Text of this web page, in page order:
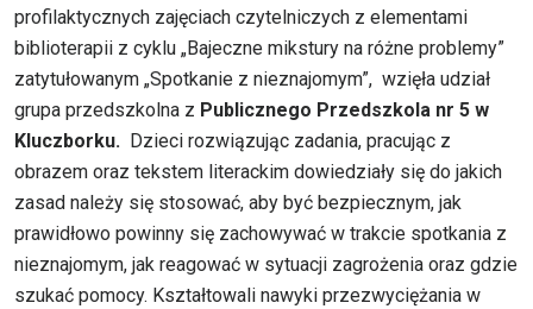
profilaktycznych zajęciach czytelniczych z elementami
biblioterapii z cyklu „Bajeczne mikstury na różne problemy”
zatytułowanym „Spotkanie z nieznajomym”, wzięła udział
grupa przedszkolna z Publicznego Przedszkola nr 5 w
Kluczborku. Dzieci rozwiązując zadania, pracując z
obrazem oraz tekstem literackim dowiedziały się do jakich
zasad należy się stosować, aby być bezpiecznym, jak
prawidłowo powinny się zachowywać w trakcie spotkania z
nieznajomym, jak reagować w sytuacji zagrożenia oraz gdzie
szukać pomocy. Kształtowali nawyki przezwyciężania w